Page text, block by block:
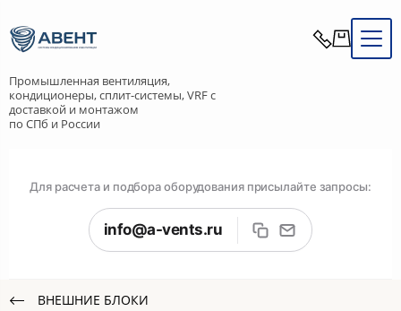
Промышленная вентиляция,
кондиционеры, сплит-системы, VRF с
доставкой и монтажом
по СПб и России
Для расчета и подбора оборудования присылайте запросы:
info@a-vents.ru
ВНЕШНИЕ БЛОКИ